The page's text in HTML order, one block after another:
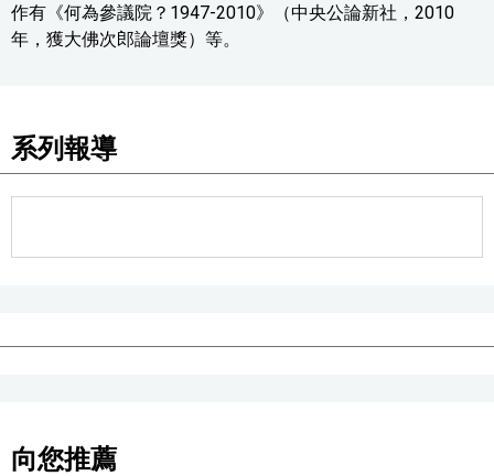
作有《何為參議院？1947-2010》（中央公論新社，2010
年，獲大佛次郎論壇獎）等。
系列報導
向您推薦